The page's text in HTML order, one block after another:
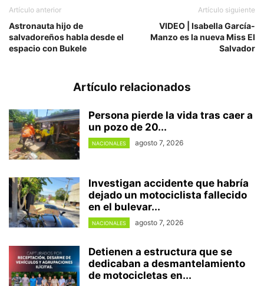
Artículo anterior
Astronauta hijo de
salvadoreños habla desde el
espacio con Bukele
Artículo siguiente
VIDEO | Isabella García-
Manzo es la nueva Miss El
Salvador
Artículo relacionados
Persona pierde la vida tras caer a
un pozo de 20...
NACIONALES agosto 7, 2026
Investigan accidente que habría
dejado un motociclista fallecido
en el bulevar...
NACIONALES agosto 7, 2026
Detienen a estructura que se
dedicaban a desmantelamiento
de motocicletas en...